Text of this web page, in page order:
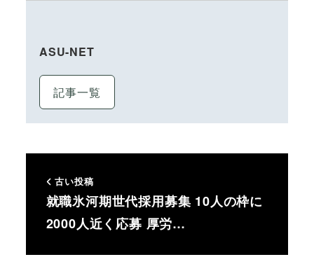
ASU-NET
記事一覧
古い投稿
就職氷河期世代採用募集 10人の枠に
2000人近く応募 厚労…